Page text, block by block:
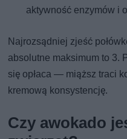
aktywność enzymów i
Najrozsądniej zjeść
absolutne maksimum to 3.
się opłaca — miąższ traci
kremową konsystencję.
Czy awokado